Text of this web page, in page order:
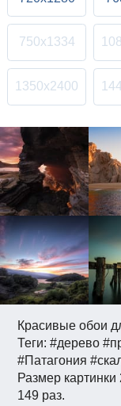
Красивые обои
Теги: #дерево
#Патагония
Размер
149 раз.
750x1334
1350x2400